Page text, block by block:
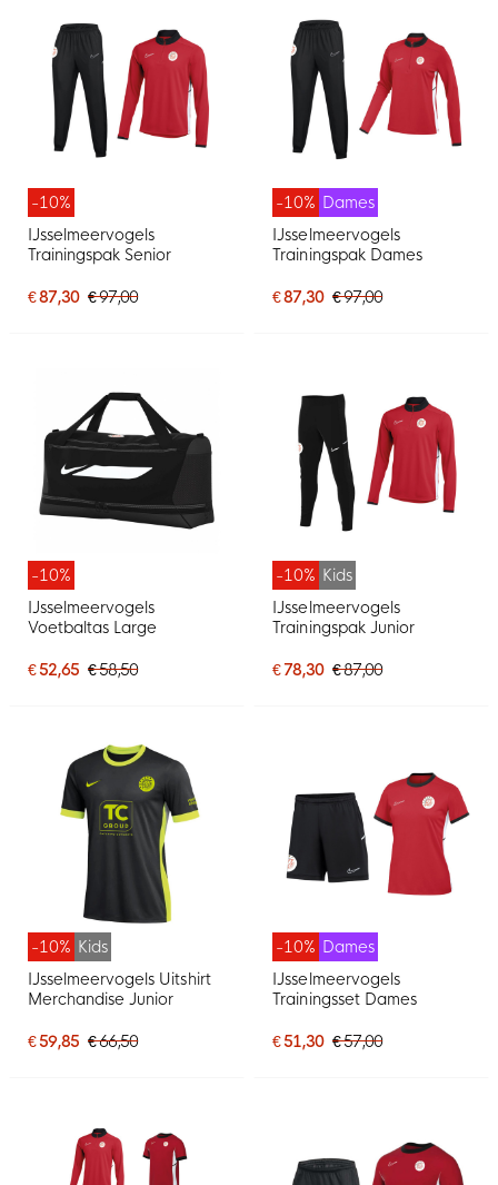
-10%
IJsselmeervogels
Trainingspak Senior
€ 87,30 € 97,00
-10% Dames
IJsselmeervogels
Trainingspak Dames
€ 87,30 € 97,00
-10%
IJsselmeervogels
Voetbaltas Large
€ 52,65 € 58,50
-10% Kids
IJsselmeervogels
Trainingspak Junior
€ 78,30 € 87,00
-10% Kids
IJsselmeervogels Uitshirt
Merchandise Junior
€ 59,85 € 66,50
-10% Dames
IJsselmeervogels
Trainingsset Dames
€ 51,30 € 57,00